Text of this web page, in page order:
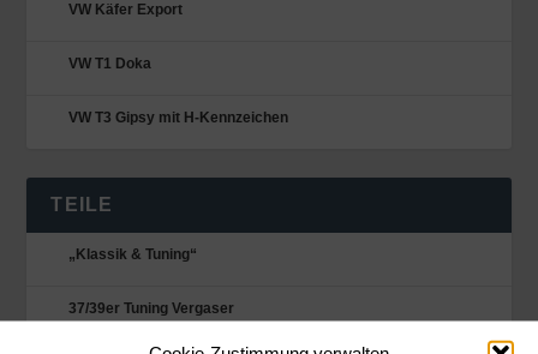
VW Käfer Export
VW T1 Doka
VW T3 Gipsy mit H-Kennzeichen
TEILE
„Klassik & Tuning“
37/39er Tuning Vergaser